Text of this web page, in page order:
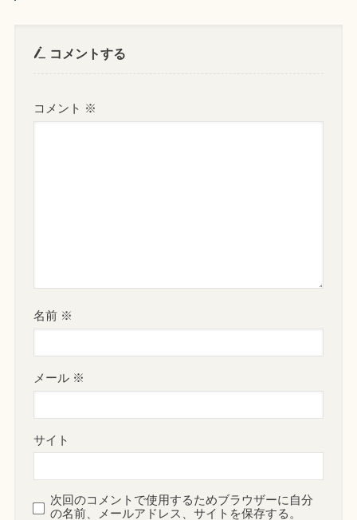
コメントする
コメント ※
名前 ※
メール ※
サイト
次回のコメントで使用するためブラウザーに自分
の名前、メールアドレス、サイトを保存する。